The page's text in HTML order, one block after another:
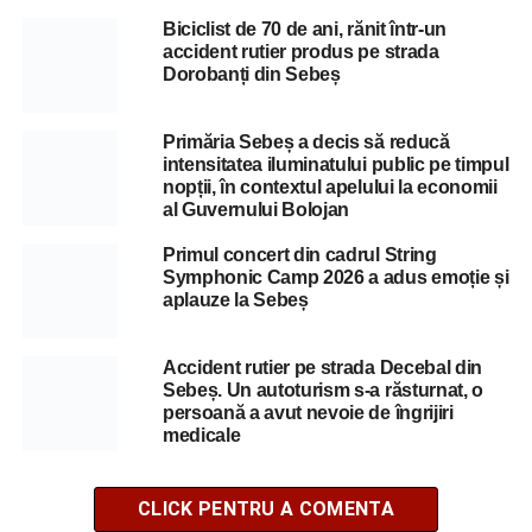
Biciclist de 70 de ani, rănit într-un
accident rutier produs pe strada
Dorobanți din Sebeș
Primăria Sebeș a decis să reducă
intensitatea iluminatului public pe timpul
nopții, în contextul apelului la economii
al Guvernului Bolojan
Primul concert din cadrul String
Symphonic Camp 2026 a adus emoție și
aplauze la Sebeș
Accident rutier pe strada Decebal din
Sebeș. Un autoturism s-a răsturnat, o
persoană a avut nevoie de îngrijiri
medicale
CLICK PENTRU A COMENTA